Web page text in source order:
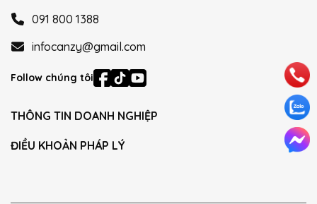
091 800 1388
infocanzy@gmail.com
Follow chúng tôi
THÔNG TIN DOANH NGHIỆP
ĐIỀU KHOẢN PHÁP LÝ